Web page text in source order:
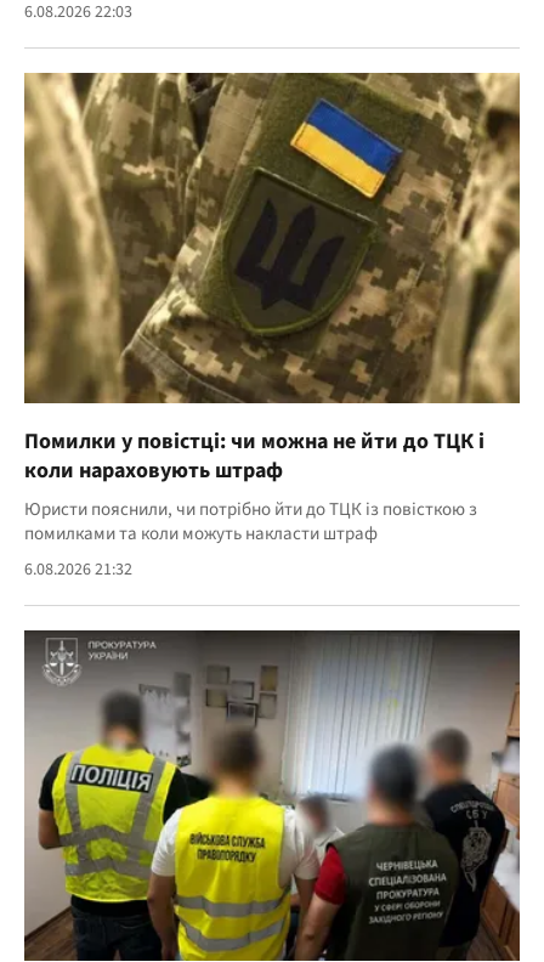
6.08.2026 22:03
Помилки у повістці: чи можна не йти до ТЦК і
коли нараховують штраф
Юристи пояснили, чи потрібно йти до ТЦК із повісткою з
помилками та коли можуть накласти штраф
6.08.2026 21:32